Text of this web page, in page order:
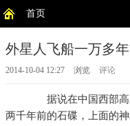
首页
外星人飞船一万多
2014-10-04 12:27 浏览 评论
据说在中国西部高
两千年前的石碟，上面的